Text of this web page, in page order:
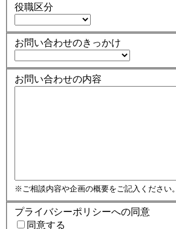
役職区分
お問い合わせのきっかけ
お問い合わせの内容
※ご相談内容や企画の概要をご記入ください。
プライバシーポリシーへの同意
同意する